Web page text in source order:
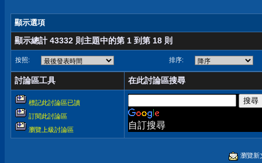
顯示選項
顯示總計 43332 則主題中的第 1 到第 18 則
按照: 排序:
討論區工具 在此討論區搜尋
標記此討論區已讀
訂閱此討論區
瀏覽上級討論區
自訂搜尋
瀏覽新